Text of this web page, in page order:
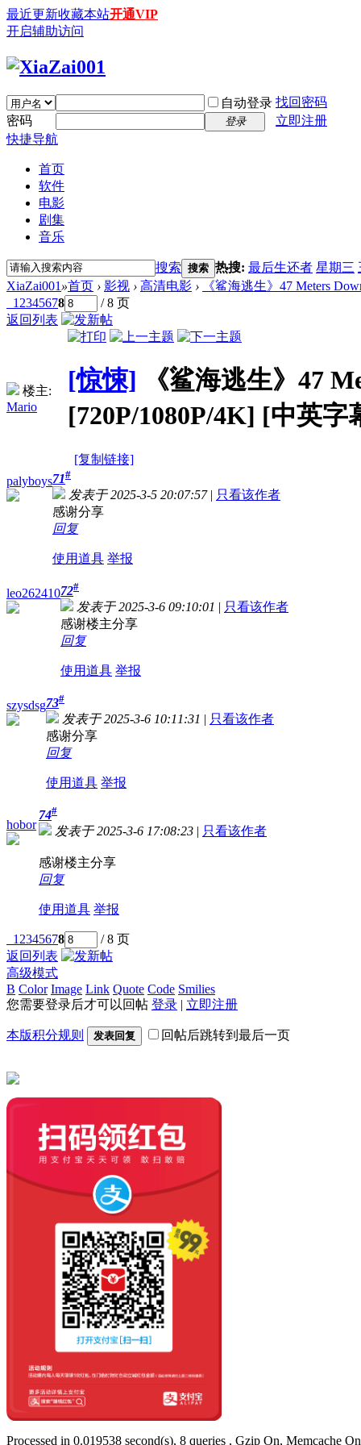
最近更新收藏本站开通VIP
开启辅助访问
自动登录 找回密码
密码
登录
立即注册
快捷导航
首页
软件
电影
剧集
音乐
搜索 搜索 热搜: 最后生还者 星期三
XiaZai001 »首页 › 影视 › 高清电影 ›
《鲨海逃生》47 Meters
1 2345678
/ 8 页
返回列表
楼主:
Mario
[惊悚]
《鲨海逃生》47
[720P/1080P/4K] [中英字
[复制链接]
palyboys71#
发表于 2025-3-5 20:07:57 | 只看该作者
感谢分享
回复
使用道具 举报
leo26241072#
发表于 2025-3-6 09:10:01 | 只看该作者
感谢楼主分享
回复
使用道具 举报
szysdsg73#
发表于 2025-3-6 10:11:31 | 只看该作者
感谢分享
回复
使用道具 举报
hobor
74#
发表于 2025-3-6 17:08:23 | 只看该作者
感谢楼主分享
回复
使用道具 举报
1 2345678
/ 8 页
返回列表
高级模式
B Color Image Link Quote Code Smilies
您需要登录后才可以回帖 登录 | 立即注册
本版积分规则 发表回复 回帖后跳转到最后一页
Processed in 0.019538 second(s), 8 queries , Gzip On, Memcache